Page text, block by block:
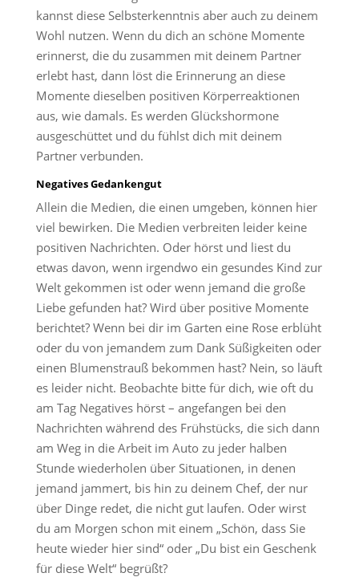
kannst diese Selbsterkenntnis aber auch zu deinem
Wohl nutzen. Wenn du dich an schöne Momente
erinnerst, die du zusammen mit deinem Partner
erlebt hast, dann löst die Erinnerung an diese
Momente dieselben positiven Körperreaktionen
aus, wie damals. Es werden Glückshormone
ausgeschüttet und du fühlst dich mit deinem
Partner verbunden.
Negatives Gedankengut
Allein die Medien, die einen umgeben, können hier
viel bewirken. Die Medien verbreiten leider keine
positiven Nachrichten. Oder hörst und liest du
etwas davon, wenn irgendwo ein gesundes Kind zur
Welt gekommen ist oder wenn jemand die große
Liebe gefunden hat? Wird über positive Momente
berichtet? Wenn bei dir im Garten eine Rose erblüht
oder du von jemandem zum Dank Süßigkeiten oder
einen Blumenstrauß bekommen hast? Nein, so läuft
es leider nicht. Beobachte bitte für dich, wie oft du
am Tag Negatives hörst – angefangen bei den
Nachrichten während des Frühstücks, die sich dann
am Weg in die Arbeit im Auto zu jeder halben
Stunde wiederholen über Situationen, in denen
jemand jammert, bis hin zu deinem Chef, der nur
über Dinge redet, die nicht gut laufen. Oder wirst
du am Morgen schon mit einem „Schön, dass Sie
heute wieder hier sind“ oder „Du bist ein Geschenk
für diese Welt“ begrüßt?